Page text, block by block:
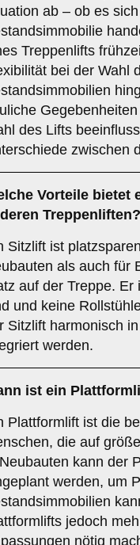
ab – ob es
Treppenlifts
bei der Wahl
des Lifts
zwischen
Vorteile bietet
Treppenliften?
Sitzlift ist
als auch für
auf der Treppe.
und keine
Sitzlift harmonisch
werden.
ist ein
Plattformlift ist die
die auf
kann der
werden, um
jedoch
nötig